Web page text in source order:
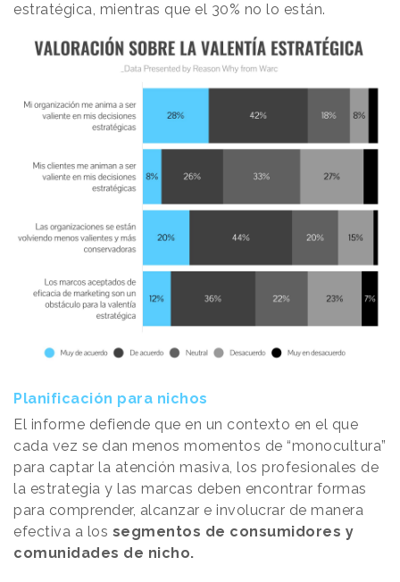
estratégica, mientras que el 30% no lo están.
Planificación para nichos
El informe defiende que en un contexto en el que
cada vez se dan menos momentos de “monocultura”
para captar la atención masiva, los profesionales de
la estrategia y las marcas deben encontrar formas
para comprender, alcanzar e involucrar de manera
efectiva a los segmentos de consumidores y
comunidades de nicho.